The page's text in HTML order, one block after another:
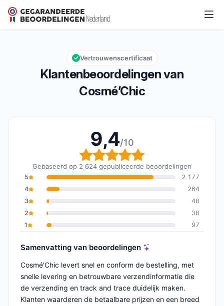
Cosmé’Chic
Algemene beoordeling: 9,4 van 10
9,4/10
Klantenbeoordelingen van
Cosmé’Chic
Vertrouwenscertificaat
9,4/10
Algemene beoordeling:
Gebaseerd op 2 624 gepubliceerde beoordelingen
5
2 177
4
264
3
48
2
38
1
97
Samenvatting van beoordelingen
Cosmé'Chic levert snel en conform de bestelling, met
snelle levering en betrouwbare verzendinformatie die
de verzending en track and trace duidelijk maken.
Klanten waarderen de betaalbare prijzen en een breed